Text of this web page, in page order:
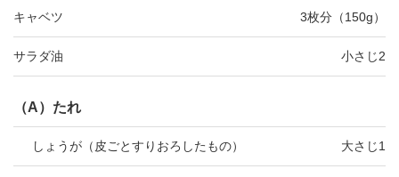
キャベツ 3枚分（150g）
サラダ油 小さじ2
（A）たれ
しょうが（皮ごとすりおろしたもの） 大さじ1